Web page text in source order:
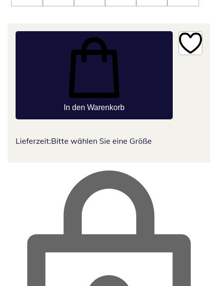
In den Warenkorb
Lieferzeit:Bitte wählen Sie eine Größe